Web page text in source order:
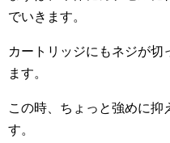
でいきます。
カートリッジにもネジが切
ます。
この時、ちょっと強めに
す。